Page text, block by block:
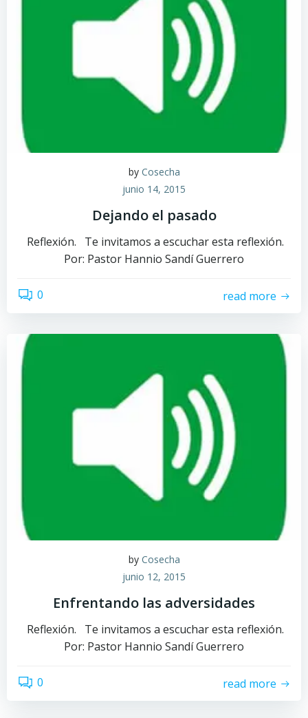
by Cosecha
junio 14, 2015
Dejando el pasado
Reflexión. Te invitamos a escuchar esta reflexión.
Por: Pastor Hannio Sandí Guerrero
0 read more
by Cosecha
junio 12, 2015
Enfrentando las adversidades
Reflexión. Te invitamos a escuchar esta reflexión.
Por: Pastor Hannio Sandí Guerrero
0 read more